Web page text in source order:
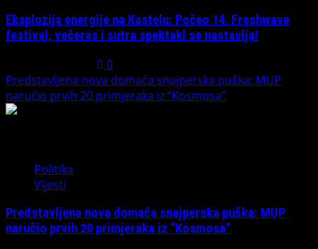
Eksplozija energije na Kastelu: Počeo 14. Freshwave
festival, večeras i sutra spektakl se nastavlja!
0
Predstavljena nova domaća snajperska puška: MUP
naručio prvih 20 primjeraka iz “Kosmosa”
Politika
Vijesti
Predstavljena nova domaća snajperska puška: MUP
naručio prvih 20 primjeraka iz “Kosmosa”